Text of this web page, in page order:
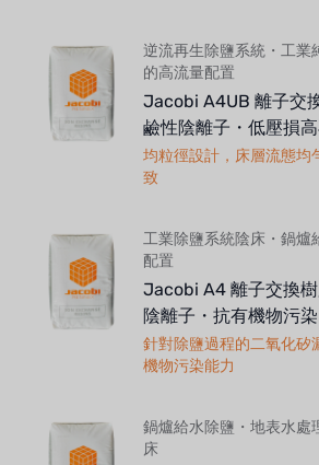
逆流再生除鹽系統・工業
的高流量配置
Jacobi A4UB 離子交
鹼性陰離子・低壓損
均粒徑設計，床層流態均
致
工業除鹽系統陰床・鍋爐
配置
Jacobi A4 離子交換
陰離子・抗有機物污染
針對除鹽過程的二氧化矽
機物污染能力
鍋爐給水除鹽・地表水處
床